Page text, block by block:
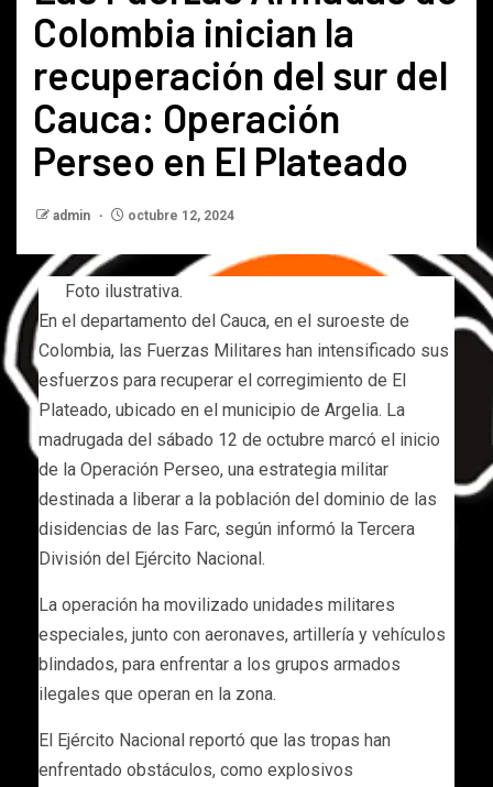
Colombia inician la
recuperación del sur del
Cauca: Operación
Perseo en El Plateado
admin octubre 12, 2024
Foto ilustrativa.
En el departamento del Cauca, en el suroeste de
Colombia, las Fuerzas Militares han intensificado sus
esfuerzos para recuperar el corregimiento de El
Plateado, ubicado en el municipio de Argelia. La
madrugada del sábado 12 de octubre marcó el inicio
de la Operación Perseo, una estrategia militar
destinada a liberar a la población del dominio de las
disidencias de las Farc, según informó la Tercera
División del Ejército Nacional.
La operación ha movilizado unidades militares
especiales, junto con aeronaves, artillería y vehículos
blindados, para enfrentar a los grupos armados
ilegales que operan en la zona.
El Ejército Nacional reportó que las tropas han
enfrentado obstáculos, como explosivos